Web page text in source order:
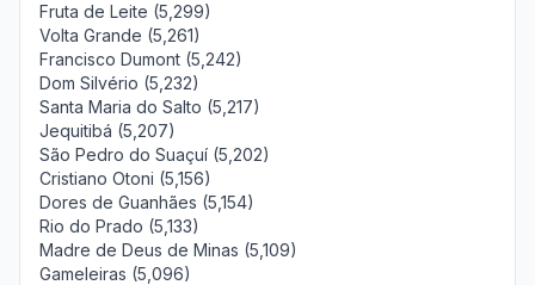
Fruta de Leite (5,299)
Volta Grande (5,261)
Francisco Dumont (5,242)
Dom Silvério (5,232)
Santa Maria do Salto (5,217)
Jequitibá (5,207)
São Pedro do Suaçuí (5,202)
Cristiano Otoni (5,156)
Dores de Guanhães (5,154)
Rio do Prado (5,133)
Madre de Deus de Minas (5,109)
Gameleiras (5,096)